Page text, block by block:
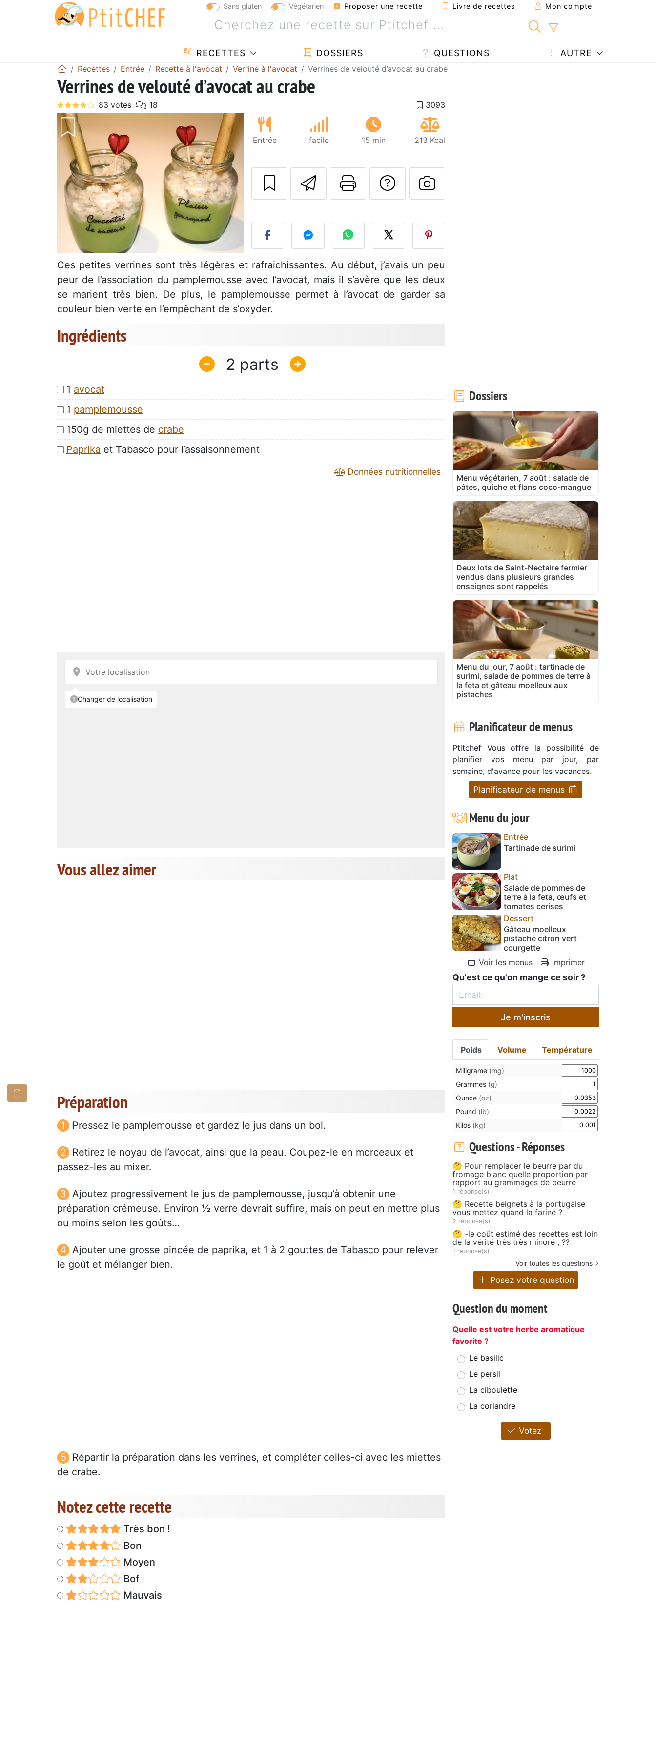
Sans gluten Végétarien Proposer une recette Livre de recettes Mon compte
RECETTES DOSSIERS QUESTIONS AUTRE
Recettes Entrée Recette à l'avocat Verrine à l'avocat Verrines de velouté d’avocat au crabe
Verrines de velouté d’avocat au crabe
Entrée facile 15 min 213 Kcal
Envoyer cette recette à un ami
Imprimer cette page
Poser une question à l'auteur
Publier votre photo de cette
Ces petites verrines sont très légères et rafraichissantes. Au début, j’avais un peu
peur de l’association du pamplemousse avec l’avocat, mais il s’avère que les deux
se marient très bien. De plus, le pamplemousse permet à l’avocat de garder sa
couleur bien verte en l’empêchant de s’oxyder.
Ingrédients
2
1 avocat
1 pamplemousse
150g de miettes de crabe
Paprika et Tabasco pour l’assaisonnement
Données nutritionnelles
Vous allez aimer
Préparation
Pressez le pamplemousse et gardez le jus dans un bol.
Retirez le noyau de l’avocat, ainsi que la peau. Coupez-le en morceaux et
passez-les au mixer.
Ajoutez progressivement le jus de pamplemousse, jusqu’à obtenir une
préparation crémeuse. Environ ½ verre devrait suffire, mais on peut en mettre plus
ou moins selon les goûts…
Ajouter une grosse pincée de paprika, et 1 à 2 gouttes de Tabasco pour relever
le goût et mélanger bien.
Répartir la préparation dans les verrines, et compléter celles-ci avec les miettes
de crabe.
Notez cette recette
Très bon !
Bon
Moyen
Bof
Mauvais
Dossiers
Menu végétarien, 7 août : salade de
pâtes, quiche et flans coco-mangue
Deux lots de Saint-Nectaire fermier
vendus dans plusieurs grandes
enseignes sont rappelés
Menu du jour, 7 août : tartinade de
surimi, salade de pommes de terre à
la feta et gâteau moelleux aux
pistaches
Planificateur de menus
Ptitchef Vous offre la possibilité de
planifier vos menu par jour, par
semaine, d'avance pour les vacances.
Planificateur de menus
Menu du jour
Entrée
Tartinade de surimi
Plat
Salade de pommes de
terre à la feta, œufs et
tomates cerises
Dessert
Gâteau moelleux
pistache citron vert
courgette
Voir les menus
Imprimer
Qu'est ce qu'on mange ce soir ?
Je m'inscris
Poids Volume Température
Miligrame (mg)
Grammes (g)
Ounce (oz)
Pound (lb)
Kilos (kg)
Questions - Réponses
🤔 Pour remplacer le beurre par du
fromage blanc quelle proportion par
rapport au grammages de beurre
1 réponse(s)
🤔 Recette beignets à la portugaise
vous mettez quand la farine ?
2 réponse(s)
🤔 -le coût estimé des recettes est loin
de la vérité très très minoré , ??
1 réponse(s)
Voir toutes les questions
Posez votre question
Question du moment
Quelle est votre herbe aromatique
favorite ?
Le basilic
Le persil
La ciboulette
La coriandre
Votez